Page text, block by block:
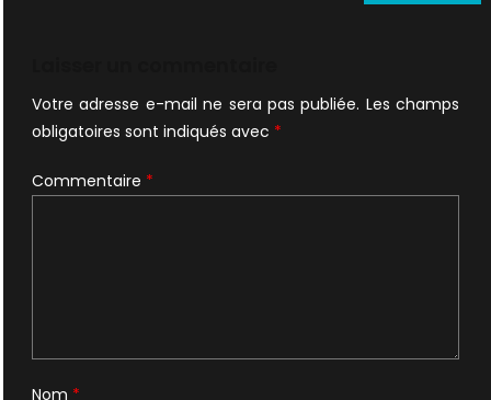
Votre adresse e-mail ne sera pas publiée. Les champs
obligatoires sont indiqués avec *
Commentaire *
Nom *